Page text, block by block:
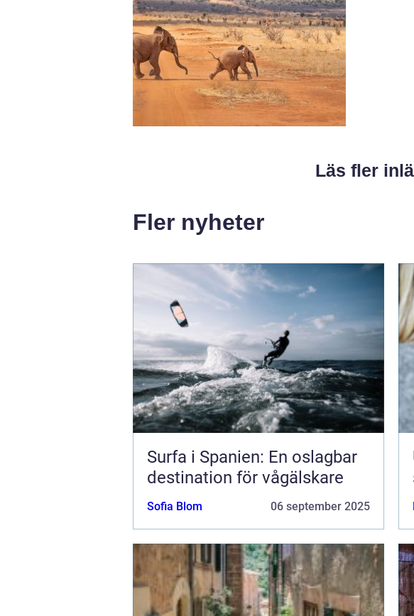
Läs fler
Fler nyheter
Surfa i Spanien: En oslagbar
destination för vågälskare
Sofia Blom 06 september 2025